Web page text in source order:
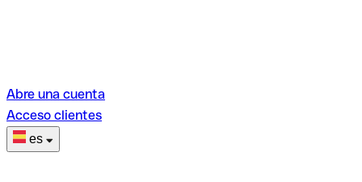
Abre una cuenta
Acceso clientes
es